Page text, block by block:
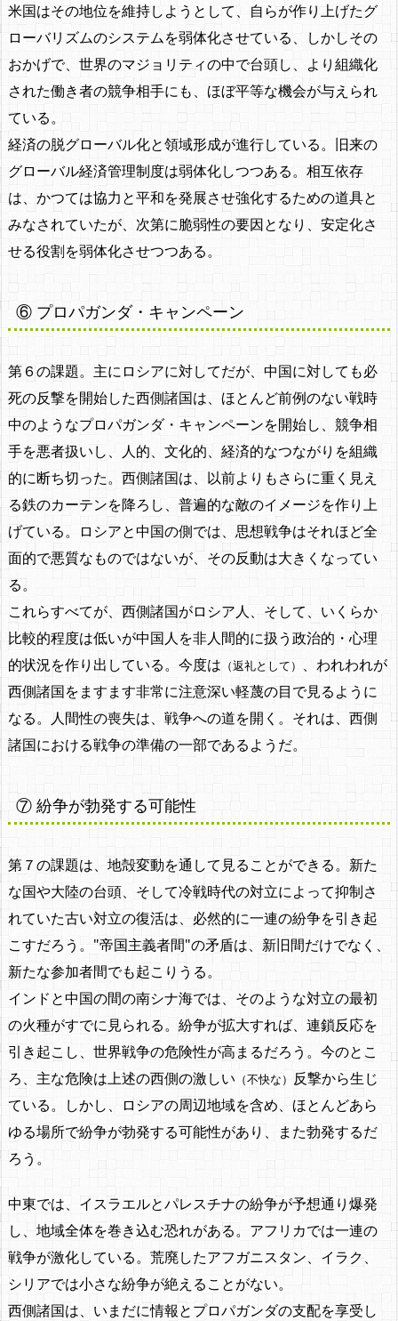
米国はその地位を維持しようとして、自らが作り上げたグ
ローバリズムのシステムを弱体化させている、しかしその
おかげで、世界のマジョリティの中で台頭し、より組織化
された働き者の競争相手にも、ほぼ平等な機会が与えられ
ている。
経済の脱グローバル化と領域形成が進行している。旧来の
グローバル経済管理制度は弱体化しつつある。相互依存
は、かつては協力と平和を発展させ強化するための道具と
みなされていたが、次第に脆弱性の要因となり、安定化さ
せる役割を弱体化させつつある。
⑥ プロパガンダ・キャンペーン
第６の課題。主にロシアに対してだが、中国に対しても必
死の反撃を開始した西側諸国は、ほとんど前例のない戦時
中のようなプロパガンダ・キャンペーンを開始し、競争相
手を悪者扱いし、人的、文化的、経済的なつながりを組織
的に断ち切った。西側諸国は、以前よりもさらに重く見え
る鉄のカーテンを降ろし、普遍的な敵のイメージを作り上
げている。ロシアと中国の側では、思想戦争はそれほど全
面的で悪質なものではないが、その反動は大きくなってい
る。
これらすべてが、西側諸国がロシア人、そして、いくらか
比較的程度は低いが中国人を非人間的に扱う政治的・心理
的状況を作り出している。今度は （返礼として） 、われわれが
西側諸国をますます非常に注意深い軽蔑の目で見るように
なる。人間性の喪失は、戦争への道を開く。それは、西側
諸国における戦争の準備の一部であるようだ。
⑦ 紛争が勃発する可能性
第７の課題は、地殻変動を通して見ることができる。新た
な国や大陸の台頭、そして冷戦時代の対立によって抑制さ
れていた古い対立の復活は、必然的に一連の紛争を引き起
こすだろう。"帝国主義者間"の矛盾は、新旧間だけでなく、
新たな参加者間でも起こりうる。
インドと中国の間の南シナ海では、そのような対立の最初
の火種がすでに見られる。紛争が拡大すれば、連鎖反応を
引き起こし、世界戦争の危険性が高まるだろう。今のとこ
ろ、主な危険は上述の西側の激しい （不快な） 反撃から生じ
ている。しかし、ロシアの周辺地域を含め、ほとんどあら
ゆる場所で紛争が勃発する可能性があり、また勃発するだ
ろう。
中東では、イスラエルとパレスチナの紛争が予想通り爆発
し、地域全体を巻き込む恐れがある。アフリカでは一連の
戦争が激化している。荒廃したアフガニスタン、イラク、
シリアでは小さな紛争が絶えることがない。
西側諸国は、いまだに情報とプロパガンダの支配を享受し